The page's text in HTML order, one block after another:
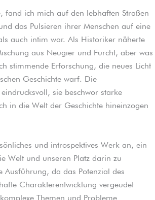
fand ich mich auf den lebhaften Straßen
das Pulsieren ihrer Menschen auf eine
auch intim war. Als Historiker näherte
aus Neugier und Furcht, aber was
stimmende Erforschung, die neues Licht
Geschichte warf. Die
sie beschwor starke
in die Welt der Geschichte hineinzogen
und introspektives Werk an, ein
Welt und unseren Platz darin zu
Ausführung, da das Potenzial des
Charakterentwicklung vergeudet
Themen und Probleme